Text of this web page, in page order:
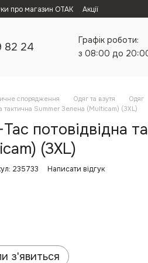
про магазин ОТАК Акції
82 24
Графік роботи:
з 08:00 до
спорядження Одяг та взутя Одяг
тактична Summer Зелена (Multicam) (3XL)
потовідвідна
(3XL)
235733 Написати відгук
з'явиться